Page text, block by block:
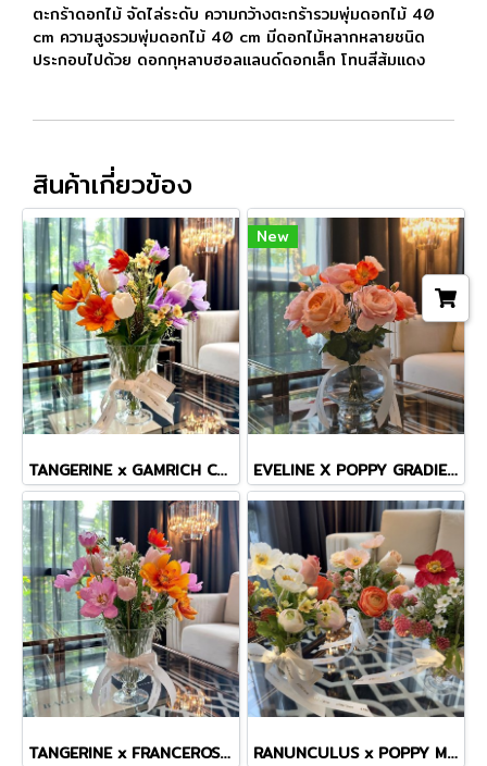
ตะกร้าดอกไม้ จัดไล่ระดับ ความกว้างตะกร้ารวมพุ่มดอกไม้ 40
cm ความสูงรวมพุ่มดอกไม้ 40 cm มีดอกไม้หลากหลายชนิด
ประกอบไปด้วย ดอกกุหลาบฮอลแลนด์ดอกเล็ก โทนสีส้มแดง
สินค้าเกี่ยวข้อง
TANGERINE x GAMRICH COSMOS TINY MASTERPIECE VASE
New
EVELINE X POPPY GRADIENT VASE
TANGERINE x FRANCEROSE COSMOS TINY MASTERPIECE VASE RANUNCULUS x POPPY MINI VASE